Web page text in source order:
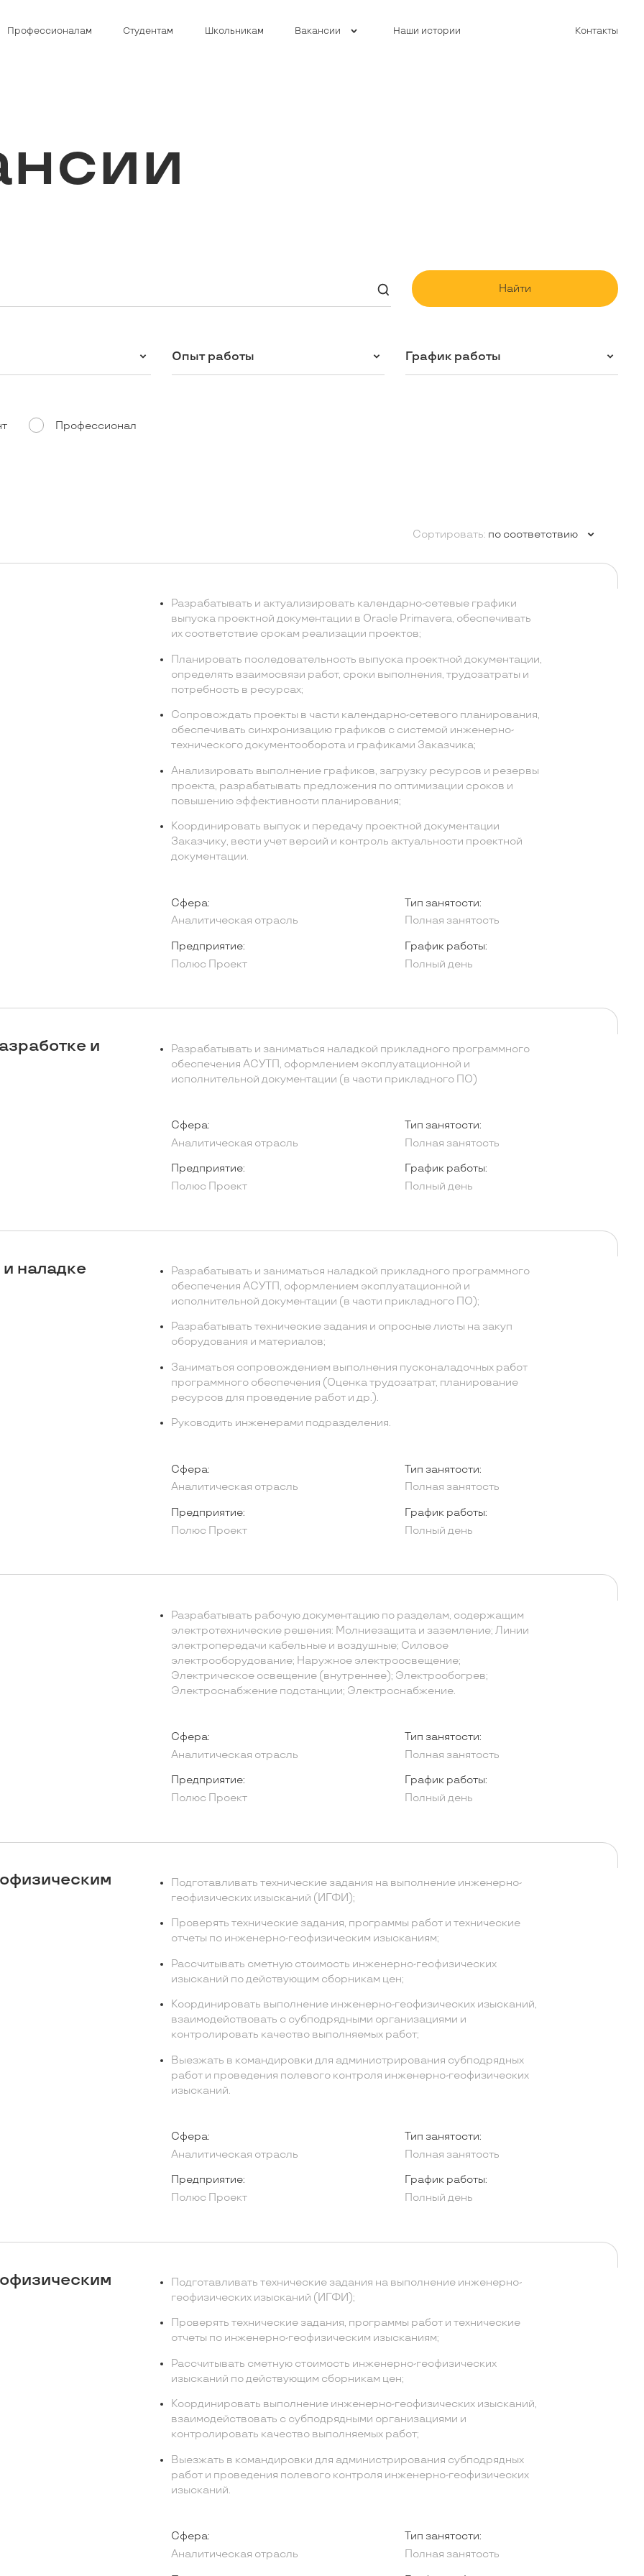
Профессионалам Студентам Школьникам Вакансии Наши истории Контакты
Найти
Опыт работы График работы
Профессионал
Сортировать: по соответствию
Разрабатывать и актуализировать календарно-сетевые графики
выпуска проектной документации в Oracle Primavera, обеспечивать
их соответствие срокам реализации проектов;
Планировать последовательность выпуска проектной документации,
определять взаимосвязи работ, сроки выполнения, трудозатраты и
потребность в ресурсах;
Сопровождать проекты в части календарно-сетевого планирования,
обеспечивать синхронизацию графиков с системой инженерно-
технического документооборота и графиками Заказчика;
Анализировать выполнение графиков, загрузку ресурсов и резервы
проекта, разрабатывать предложения по оптимизации сроков и
повышению эффективности планирования;
Координировать выпуск и передачу проектной документации
Заказчику, вести учет версий и контроль актуальности проектной
документации.
Сфера:
Аналитическая отрасль
Тип занятости:
Полная занятость
Предприятие:
Полюс Проект
График работы:
Полный день
и
Разрабатывать и заниматься наладкой прикладного программного
обеспечения АСУТП, оформлением эксплуатационной и
исполнительной документации (в части прикладного ПО)
Сфера:
Аналитическая отрасль
Тип занятости:
Полная занятость
Предприятие:
Полюс Проект
График работы:
Полный день
наладке
Разрабатывать и заниматься наладкой прикладного программного
обеспечения АСУТП, оформлением эксплуатационной и
исполнительной документации (в части прикладного ПО);
Разрабатывать технические задания и опросные листы на закуп
оборудования и материалов;
Заниматься сопровождением выполнения пусконаладочных работ
программного обеспечения (Оценка трудозатрат, планирование
ресурсов для проведение работ и др.).
Руководить инженерами подразделения.
Сфера:
Аналитическая отрасль
Тип занятости:
Полная занятость
Предприятие:
Полюс Проект
График работы:
Полный день
Разрабатывать рабочую документацию по разделам, содержащим
электротехнические решения: Молниезащита и заземление; Линии
электропередачи кабельные и воздушные; Силовое
электрооборудование; Наружное электроосвещение;
Электрическое освещение (внутреннее); Электрообогрев;
Электроснабжение подстанции; Электроснабжение.
Сфера:
Аналитическая отрасль
Тип занятости:
Полная занятость
Предприятие:
Полюс Проект
График работы:
Полный день
Подготавливать технические задания на выполнение инженерно-
геофизических изысканий (ИГФИ);
Проверять технические задания, программы работ и технические
отчеты по инженерно-геофизическим изысканиям;
Рассчитывать сметную стоимость инженерно-геофизических
изысканий по действующим сборникам цен;
Координировать выполнение инженерно-геофизических изысканий,
взаимодействовать с субподрядными организациями и
контролировать качество выполняемых работ;
Выезжать в командировки для администрирования субподрядных
работ и проведения полевого контроля инженерно-геофизических
изысканий.
Сфера:
Аналитическая отрасль
Тип занятости:
Полная занятость
Предприятие:
Полюс Проект
График работы:
Полный день
Подготавливать технические задания на выполнение инженерно-
геофизических изысканий (ИГФИ);
Проверять технические задания, программы работ и технические
отчеты по инженерно-геофизическим изысканиям;
Рассчитывать сметную стоимость инженерно-геофизических
изысканий по действующим сборникам цен;
Координировать выполнение инженерно-геофизических изысканий,
взаимодействовать с субподрядными организациями и
контролировать качество выполняемых работ;
Выезжать в командировки для администрирования субподрядных
работ и проведения полевого контроля инженерно-геофизических
изысканий.
Сфера:
Аналитическая отрасль
Тип занятости:
Полная занятость